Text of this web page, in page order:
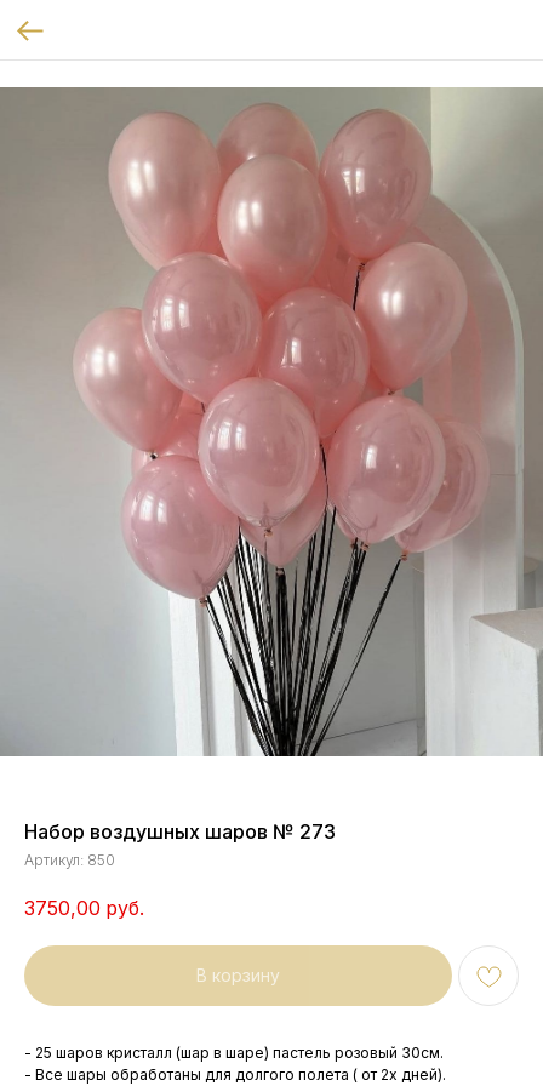
Набор воздушных шаров № 273
Артикул: 850
3750,00 руб.
В корзину
- 25 шаров кристалл (шар в шаре) пастель розовый 30см.
- Все шары обработаны для долгого полета ( от 2х дней).